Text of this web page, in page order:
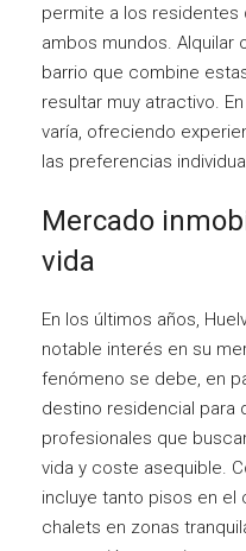
permite a los
ambos mundos. Alquilar
barrio que combine
resultar muy atractivo.
varía, ofreciendo
las preferencias
Mercado
vida
En los últimos años,
notable interés en su
fenómeno se debe, en
destino residencial para
profesionales que
vida y coste asequible.
incluye tanto pisos en
chalets en zonas